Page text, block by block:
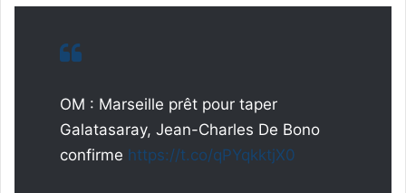
OM : Marseille prêt pour taper
Galatasaray, Jean-Charles De Bono
confirme https://t.co/qPYqkktjX0